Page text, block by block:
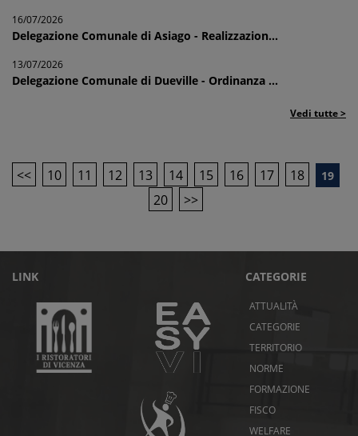
16/07/2026
Delegazione Comunale di Asiago - Realizzazion...
13/07/2026
Delegazione Comunale di Dueville - Ordinanza ...
Vedi tutte >
<< 10 11 12 13 14 15 16 17 18 19
20 >>
LINK CATEGORIE
ATTUALITÀ
CATEGORIE
TERRITORIO
NORME
FORMAZIONE
FISCO
WELFARE